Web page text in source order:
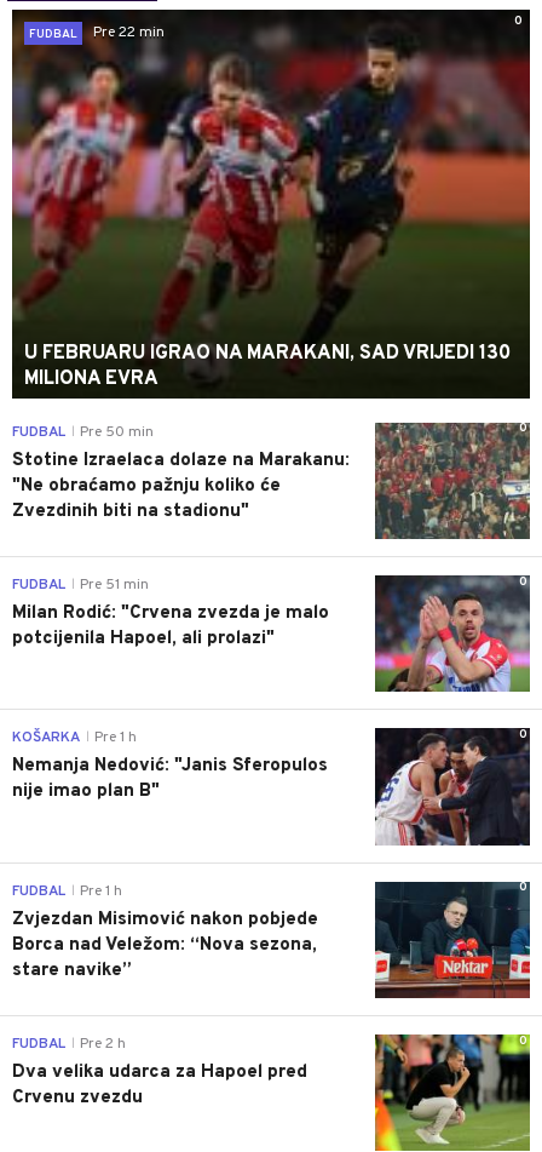
0
FUDBAL
Pre 22 min
U FEBRUARU IGRAO NA MARAKANI, SAD VRIJEDI 130
MILIONA EVRA
0
FUDBAL Pre 50 min
Stotine Izraelaca dolaze na Marakanu:
"Ne obraćamo pažnju koliko će
Zvezdinih biti na stadionu"
0
FUDBAL Pre 51 min
Milan Rodić: "Crvena zvezda je malo
potcijenila Hapoel, ali prolazi"
0
KOŠARKA Pre 1 h
Nemanja Nedović: "Janis Sferopulos
nije imao plan B"
0
FUDBAL Pre 1 h
Zvjezdan Misimović nakon pobjede
Borca nad Veležom: “Nova sezona,
stare navike”
0
FUDBAL Pre 2 h
Dva velika udarca za Hapoel pred
Crvenu zvezdu